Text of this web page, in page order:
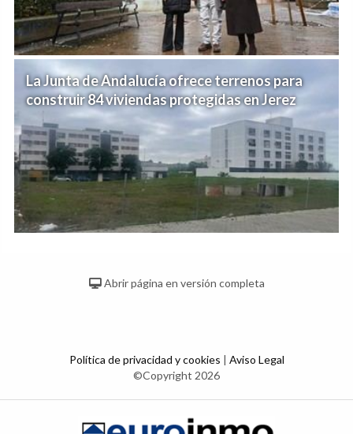
La Junta de Andalucía ofrece terrenos para
construir 84 viviendas protegidas en Jerez
Abrir página en versión completa
Política de privacidad y cookies | Aviso Legal
©Copyright 2026